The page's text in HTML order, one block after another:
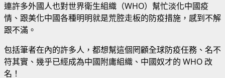
連許多外國人也對世界衛生組織（WHO）幫忙淡化中國疫
情、跟美化中國各種明明就是荒腔走板的防疫措施，感到不解
跟不滿。
包括筆者在內的許多人，都想幫這個罔顧全球防疫任務、名不
符其實、幾乎已經成為中國附庸組織、中國奴才的 WHO 改
名！